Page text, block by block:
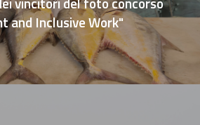
and Inclusive Work"